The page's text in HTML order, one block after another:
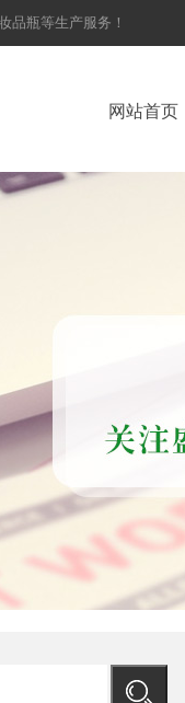
品瓶等生产服务！
网站首页